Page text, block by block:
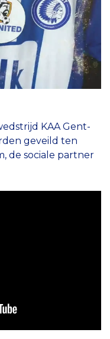
KAA Gent-
geveild ten
de sociale partner